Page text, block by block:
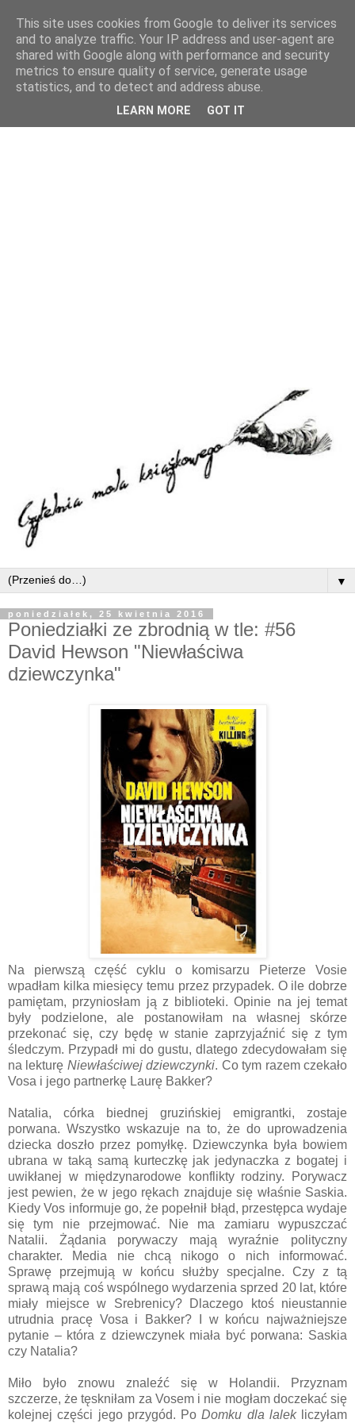
▼
poniedziałek, 25 kwietnia 2016
Poniedziałki ze zbrodnią w tle: #56
David Hewson "Niewłaściwa
dziewczynka"
Na pierwszą część cyklu o komisarzu Pieterze Vosie
wpadłam kilka miesięcy temu przez przypadek. O ile dobrze
pamiętam, przyniosłam ją z biblioteki. Opinie na jej temat
były podzielone, ale postanowiłam na własnej skórze
przekonać się, czy będę w stanie zaprzyjaźnić się z tym
śledczym. Przypadł mi do gustu, dlatego zdecydowałam się
na lekturę Niewłaściwej dziewczynki. Co tym razem czekało
Vosa i jego partnerkę Laurę Bakker?
Natalia, córka biednej gruzińskiej emigrantki, zostaje
porwana. Wszystko wskazuje na to, że do uprowadzenia
dziecka doszło przez pomyłkę. Dziewczynka była bowiem
ubrana w taką samą kurteczkę jak jedynaczka z bogatej i
uwikłanej w międzynarodowe konflikty rodziny. Porywacz
jest pewien, że w jego rękach znajduje się właśnie Saskia.
Kiedy Vos informuje go, że popełnił błąd, przestępca wydaje
się tym nie przejmować. Nie ma zamiaru wypuszczać
Natalii. Żądania porywaczy mają wyraźnie polityczny
charakter. Media nie chcą nikogo o nich informować.
Sprawę przejmują w końcu służby specjalne. Czy z tą
sprawą mają coś wspólnego wydarzenia sprzed 20 lat, które
miały miejsce w Srebrenicy? Dlaczego ktoś nieustannie
utrudnia pracę Vosa i Bakker? I w końcu najważniejsze
pytanie – która z dziewczynek miała być porwana: Saskia
czy Natalia?
Miło było znowu znaleźć się w Holandii. Przyznam
szczerze, że tęskniłam za Vosem i nie mogłam doczekać się
kolejnej części jego przygód. PoDomku dla lalekliczyłam
This site uses cookies from Google to deliver its services
and to analyze traffic. Your IP address and user-agent are
shared with Google along with performance and security
metrics to ensure quality of service, generate usage
statistics, and to detect and address abuse.
LEARN MORE GOT IT